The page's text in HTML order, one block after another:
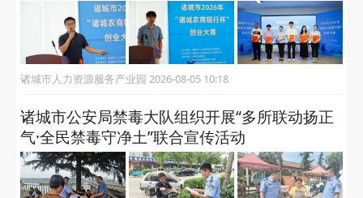
“非遗守传承，绳编传爱心”——诸城市开展“文
明润童心”未成年人暑期关爱活动
文明诸城 2026-08-05 10:19
诸城市2026年创业大赛圆满收官